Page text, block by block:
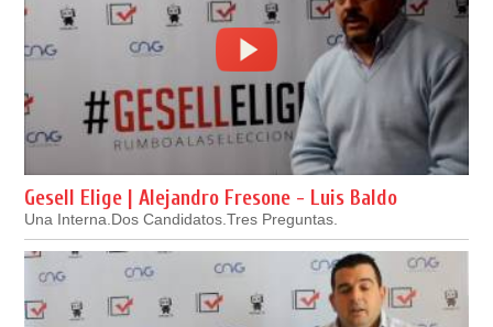
Gesell Elige | Alejandro Fresone - Luis Baldo
Una Interna.Dos Candidatos.Tres Preguntas.